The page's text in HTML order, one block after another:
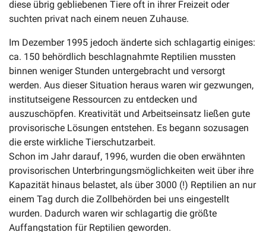
diese übrig gebliebenen Tiere oft in ihrer Freizeit oder
suchten privat nach einem neuen Zuhause.
Im Dezember 1995 jedoch änderte sich schlagartig einiges:
ca. 150 behördlich beschlagnahmte Reptilien mussten
binnen weniger Stunden untergebracht und versorgt
werden. Aus dieser Situation heraus waren wir gezwungen,
institutseigene Ressourcen zu entdecken und
auszuschöpfen. Kreativität und Arbeitseinsatz ließen gute
provisorische Lösungen entstehen. Es begann sozusagen
die erste wirkliche Tierschutzarbeit.
Schon im Jahr darauf, 1996, wurden die oben erwähnten
provisorischen Unterbringungsmöglichkeiten weit über ihre
Kapazität hinaus belastet, als über 3000 (!) Reptilien an nur
einem Tag durch die Zollbehörden bei uns eingestellt
wurden. Dadurch waren wir schlagartig die größte
Auffangstation für Reptilien geworden.